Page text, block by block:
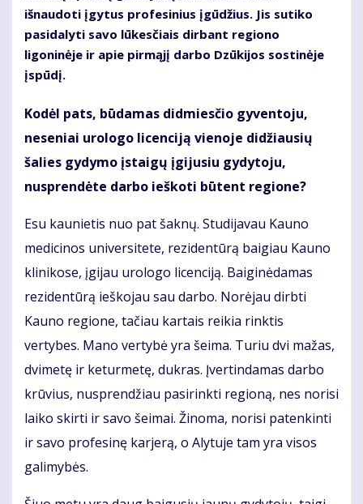
išnaudoti įgytus profesinius įgūdžius. Jis sutiko
pasidalyti savo lūkesčiais dirbant regiono
ligoninėje ir apie pirmąjį darbo Dzūkijos sostinėje
įspūdį.
Kodėl pats, būdamas didmiesčio gyventoju,
neseniai urologo licenciją vienoje didžiausių
šalies gydymo įstaigų įgijusiu gydytoju,
nusprendėte darbo ieškoti būtent regione?
Esu kaunietis nuo pat šaknų. Studijavau Kauno
medicinos universitete, rezidentūrą baigiau Kauno
klinikose, įgijau urologo licenciją. Baiginėdamas
rezidentūrą ieškojau sau darbo. Norėjau dirbti
Kauno regione, tačiau kartais reikia rinktis
vertybes. Mano vertybė yra šeima. Turiu dvi mažas,
dvimetę ir keturmetę, dukras. Įvertindamas darbo
krūvius, nusprendžiau pasirinkti regioną, nes norisi
laiko skirti ir savo šeimai. Žinoma, norisi patenkinti
ir savo profesinę karjerą, o Alytuje tam yra visos
galimybės.